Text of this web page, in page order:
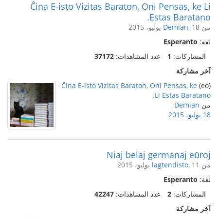
Ĉina E-isto Vizitas Baraton, Oni Pensas, ke Li
Estas Baratano.
من Demian, 18 يوليو، 2015
لغة: Esperanto
المشاركات: 1 عدد المشاهدات: 37172
آخر مشاركة
(eo)
Ĉina E-isto Vizitas Baraton, Oni Pensas, ke
Li Estas Baratano.
من Demian
18 يوليو، 2015
Niaj belaj germanaj eŭroj
من lagtendisto, 11 يوليو، 2015
لغة: Esperanto
المشاركات: 2 عدد المشاهدات: 42247
آخر مشاركة